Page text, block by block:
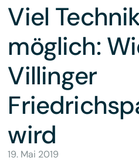
Viel
möglich:
Villinger
wird
19. Mai 2019